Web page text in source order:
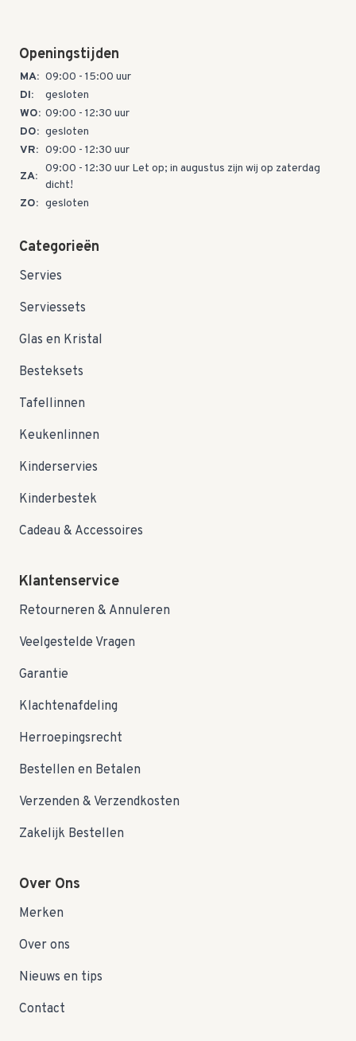
Openingstijden
MA: 09:00 - 15:00 uur
DI:
gesloten
WO: 09:00 - 12:30 uur
DO: gesloten
VR: 09:00 - 12:30 uur
ZA:
09:00 - 12:30 uur Let op; in augustus zijn wij op zaterdag
dicht!
ZO: gesloten
Categorieën
Servies
Serviessets
Glas en Kristal
Besteksets
Tafellinnen
Keukenlinnen
Kinderservies
Kinderbestek
Cadeau & Accessoires
Klantenservice
Retourneren & Annuleren
Veelgestelde Vragen
Garantie
Klachtenafdeling
Herroepingsrecht
Bestellen en Betalen
Verzenden & Verzendkosten
Zakelijk Bestellen
Over Ons
Merken
Over ons
Nieuws en tips
Contact